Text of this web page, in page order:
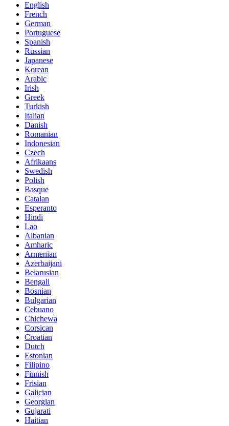
English
French
German
Portuguese
Spanish
Russian
Japanese
Korean
Arabic
Irish
Greek
Turkish
Italian
Danish
Romanian
Indonesian
Czech
Afrikaans
Swedish
Polish
Basque
Catalan
Esperanto
Hindi
Lao
Albanian
Amharic
Armenian
Azerbaijani
Belarusian
Bengali
Bosnian
Bulgarian
Cebuano
Chichewa
Corsican
Croatian
Dutch
Estonian
Filipino
Finnish
Frisian
Galician
Georgian
Gujarati
Haitian